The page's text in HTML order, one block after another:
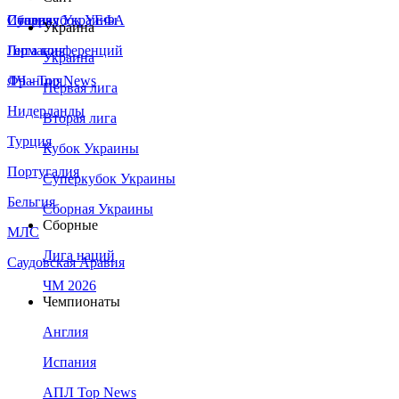
Сборная Украины
Италия
Германия
Франция
Нидерланды
Турция
Португалия
Бельгия
МЛС
Саудовская Аравия
Суперкубок УЕФА
Лига конференций
ЛЧ - Top News
Украина
Украина
Первая лига
Вторая лига
Кубок Украины
Суперкубок Украины
Сборная Украины
Сборные
Лига наций
ЧМ 2026
Чемпионаты
Англия
Испания
АПЛ Top News